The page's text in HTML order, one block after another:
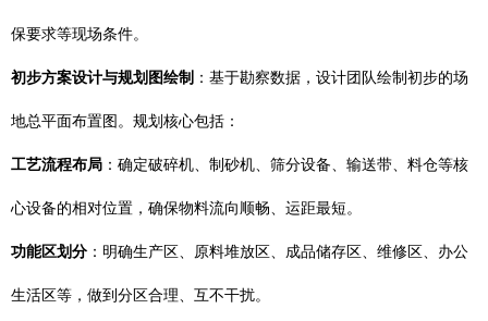
保要求等现场条件。
初步方案设计与规划图绘制 ：基于勘察数据，设计团队绘制初步的场
地总平面布置图。规划核心包括：
工艺流程布局 ：确定破碎机、制砂机、筛分设备、输送带、料仓等核
心设备的相对位置，确保物料流向顺畅、运距最短。
功能区划分 ：明确生产区、原料堆放区、成品储存区、维修区、办公
生活区等，做到分区合理、互不干扰。